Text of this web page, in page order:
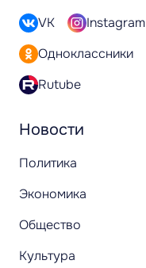
Новости
Политика
Экономика
Общество
Культура
VK Instagram
Одноклассники
Rutube